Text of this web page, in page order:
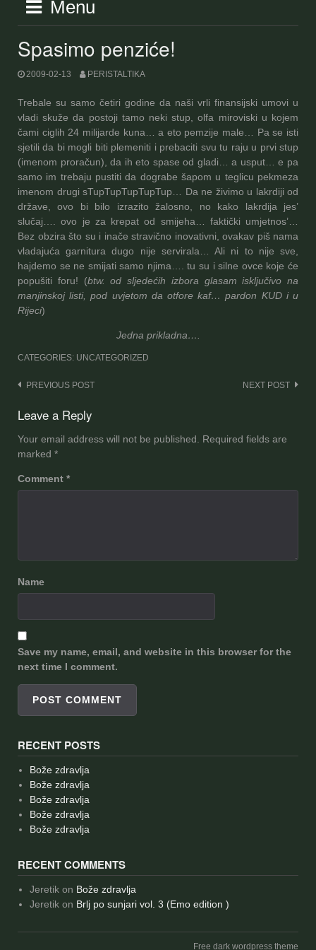
Menu
Spasimo penziće!
2009-02-13 PERISTALTIKA
Trebale su samo četiri godine da naši vrli finansijski umovi u
vladi skuže da postoji tamo neki stup, olfa miroviski u kojem
čami ciglih 24 milijarde kuna… a eto pemzije male… Pa se isti
sjetili da bi mogli biti plemeniti i prebaciti svu tu raju u prvi stup
(imenom proračun), da ih eto spase od gladi… a usput… e pa
samo im trebaju pustiti da dograbe šapom u teglicu pekmeza
imenom drugi sTupTupTupTupTup… Da ne živimo u lakrdiji od
države, ovo bi bilo izrazito žalosno, no kako lakrdija jes’
slučaj…. ovo je za krepat od smijeha… faktički umjetnos’…
Bez obzira što su i inače stravično inovativni, ovakav piš nama
vladajuća garnitura dugo nije servirala… Ali ni to nije sve,
hajdemo se ne smijati samo njima…. tu su i silne ovce koje će
popušiti foru! (btw. od sljedećih izbora glasam isključivo na
manjinskoj listi, pod uvjetom da otfore kaf… pardon KUD i u
Rijeci)
Jedna prikladna….
CATEGORIES: UNCATEGORIZED
Post
navigation
PREVIOUS POST NEXT POST
Leave a Reply
Your email address will not be published.
Required fields are
marked *
Comment *
Name
Save my name, email, and website in this browser for the
next time I comment.
RECENT POSTS
Bože zdravlja
Bože zdravlja
Bože zdravlja
Bože zdravlja
Bože zdravlja
RECENT COMMENTS
Jeretikon Bože zdravlja
Jeretikon Brlj po sunjari vol. 3 (Emo edition )
Free dark wordpress theme